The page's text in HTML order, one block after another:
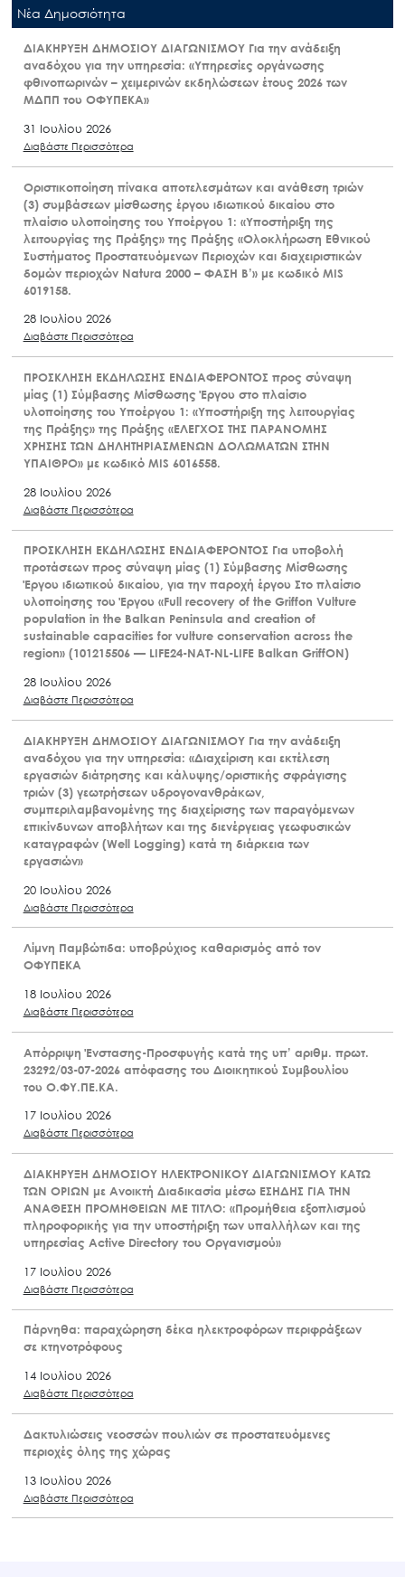
Nέα Δημοσιότητα
ΔΙΑΚΗΡΥΞΗ ΔΗΜΟΣΙΟΥ ΔΙΑΓΩΝΙΣΜΟΥ Για την ανάδειξη
αναδόχου για την υπηρεσία: «Υπηρεσίες οργάνωσης
φθινοπωρινών – χειμερινών εκδηλώσεων έτους 2026 των
ΜΔΠΠ του ΟΦΥΠΕΚΑ»
31 Ιουλίου 2026
Διαβάστε Περισσότερα
Οριστικοποίηση πίνακα αποτελεσμάτων και ανάθεση τριών
(3) συμβάσεων μίσθωσης έργου ιδιωτικού δικαίου στο
πλαίσιο υλοποίησης του Υποέργου 1: «Υποστήριξη της
λειτουργίας της Πράξης» της Πράξης «Ολοκλήρωση Εθνικού
Συστήματος Προστατευόμενων Περιοχών και διαχειριστικών
δομών περιοχών Natura 2000 – ΦΑΣΗ Β’» με κωδικό MIS
6019158.
28 Ιουλίου 2026
Διαβάστε Περισσότερα
ΠΡΟΣΚΛΗΣΗ ΕΚΔΗΛΩΣΗΣ ΕΝΔΙΑΦΕΡΟΝΤΟΣ προς σύναψη
μίας (1) Σύμβασης Μίσθωσης Έργου στο πλαίσιο
υλοποίησης του Υποέργου 1: «Υποστήριξη της λειτουργίας
της Πράξης» της Πράξης «ΕΛΕΓΧΟΣ ΤΗΣ ΠΑΡΑΝΟΜΗΣ
ΧΡΗΣΗΣ ΤΩΝ ΔΗΛΗΤΗΡΙΑΣΜΕΝΩΝ ΔΟΛΩΜΑΤΩΝ ΣΤΗΝ
ΥΠΑΙΘΡΟ» με κωδικό MIS 6016558.
28 Ιουλίου 2026
Διαβάστε Περισσότερα
ΠΡΟΣΚΛΗΣΗ ΕΚΔΗΛΩΣΗΣ ΕΝΔΙΑΦΕΡΟΝΤΟΣ Για υποβολή
προτάσεων προς σύναψη μίας (1) Σύμβασης Μίσθωσης
Έργου ιδιωτικού δικαίου, για την παροχή έργου Στο πλαίσιο
υλοποίησης του Έργου «Full recovery of the Griffon Vulture
population in the Balkan Peninsula and creation of
sustainable capacities for vulture conservation across the
region» (101215506 — LIFE24-NAT-NL-LIFE Balkan GriffON)
28 Ιουλίου 2026
Διαβάστε Περισσότερα
ΔΙΑΚΗΡΥΞΗ ΔΗΜΟΣΙΟΥ ΔΙΑΓΩΝΙΣΜΟΥ Για την ανάδειξη
αναδόχου για την υπηρεσία: «Διαχείριση και εκτέλεση
εργασιών διάτρησης και κάλυψης/οριστικής σφράγισης
τριών (3) γεωτρήσεων υδρογονανθράκων,
συμπεριλαμβανομένης της διαχείρισης των παραγόμενων
επικίνδυνων αποβλήτων και της διενέργειας γεωφυσικών
καταγραφών (Well Logging) κατά τη διάρκεια των
εργασιών»
20 Ιουλίου 2026
Διαβάστε Περισσότερα
Λίμνη Παμβώτιδα: υποβρύχιος καθαρισμός από τον
ΟΦΥΠΕΚΑ
18 Ιουλίου 2026
Διαβάστε Περισσότερα
Απόρριψη Ένστασης-Προσφυγής κατά της υπ’ αριθμ. πρωτ.
23292/03-07-2026 απόφασης του Διοικητικού Συμβουλίου
του Ο.ΦΥ.ΠΕ.ΚΑ.
17 Ιουλίου 2026
Διαβάστε Περισσότερα
ΔΙΑΚΗΡΥΞΗ ΔΗΜΟΣΙΟΥ ΗΛΕΚΤΡΟΝΙΚΟΥ ΔΙΑΓΩΝΙΣΜΟΥ ΚΑΤΩ
ΤΩΝ ΟΡΙΩΝ με Ανοικτή Διαδικασία μέσω ΕΣΗΔΗΣ ΓΙΑ ΤΗΝ
ΑΝΑΘΕΣΗ ΠΡΟΜΗΘΕΙΩΝ ΜΕ ΤΙΤΛΟ: «Προμήθεια εξοπλισμού
πληροφορικής για την υποστήριξη των υπαλλήλων και της
υπηρεσίας Active Directory του Οργανισμού»
17 Ιουλίου 2026
Διαβάστε Περισσότερα
Πάρνηθα: παραχώρηση δέκα ηλεκτροφόρων περιφράξεων
σε κτηνοτρόφους
14 Ιουλίου 2026
Διαβάστε Περισσότερα
Δακτυλιώσεις νεοσσών πουλιών σε προστατευόμενες
περιοχές όλης της χώρας
13 Ιουλίου 2026
Διαβάστε Περισσότερα